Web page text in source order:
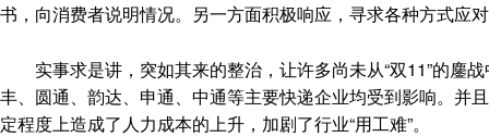
书，向消费者说明情况。另一方面积极响应，寻求各种方式应
实事求是讲，突如其来的整治，让许多尚未从“双11”的鏖
丰、圆通、韵达、申通、中通等主要快递企业均受到影响。并
定程度上造成了人力成本的上升，加剧了行业“用工难”。